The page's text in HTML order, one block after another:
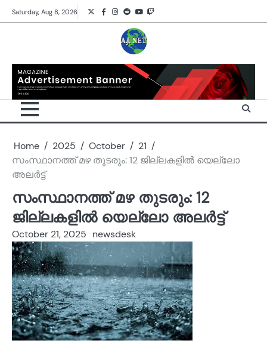
to
Saturday, Aug 8, 2026 Twitter
Facebook
Instagram
RedditYouTube
Home 2025 October
21
സംസ്ഥാനത്ത് മ‍ഴ തുടരും: 12 ജില്ലകളിൽ യെല്ലോ
അലർട്ട്
സംസ്ഥാനത്ത് മ‍ഴ തുടരും: 12
ജില്ലകളിൽ യെല്ലോ അലർട്ട്
October 21, 2025 newsdesk